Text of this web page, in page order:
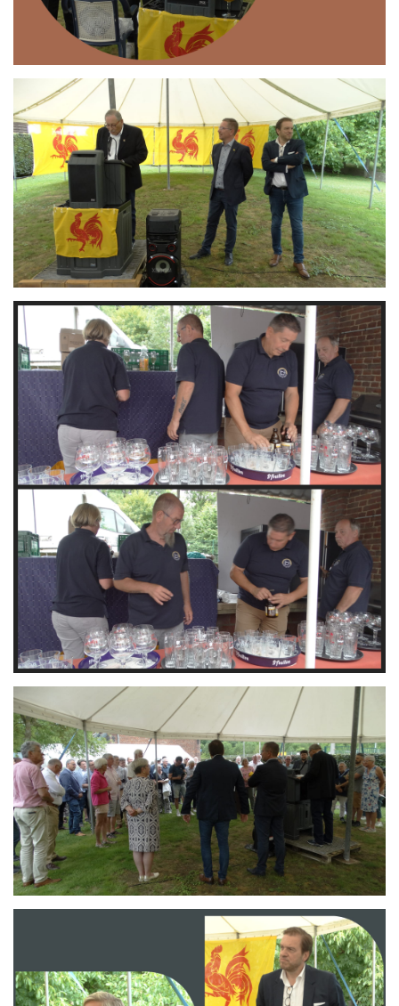
Branding
ARMCHAIR
Branding
ARMCHAIR
Branding
ARMCHAIR